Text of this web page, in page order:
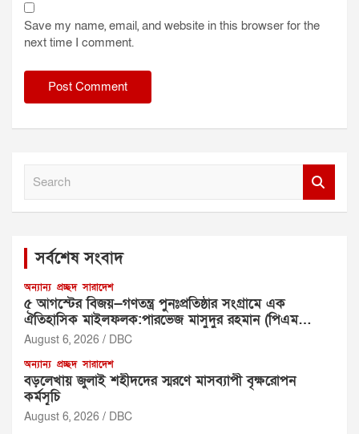
Save my name, email, and website in this browser for the
next time I comment.
সর্বশেষ সংবাদ
অন্যান্য প্রচ্ছদ সারাদেশ
৫ আগস্টের বিজয়—গণতন্ত্র পুনঃপ্রতিষ্ঠার সংগ্রামে এক
ঐতিহাসিক মাইলফলক:পারভেজ মাসুদুর রহমান (পিএম
রহমান)
August 6, 2026 DBC
অন্যান্য প্রচ্ছদ সারাদেশ
বড়লেখায় জুলাই শহীদদের স্মরণে মাসব্যাপী বৃক্ষরোপন
কর্মসূচি
August 6, 2026 DBC